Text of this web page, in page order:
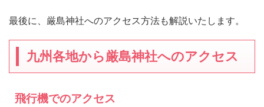
最後に、厳島神社へのアクセス方法も解説いたします。
九州各地から厳島神社へのアクセス
飛行機でのアクセス